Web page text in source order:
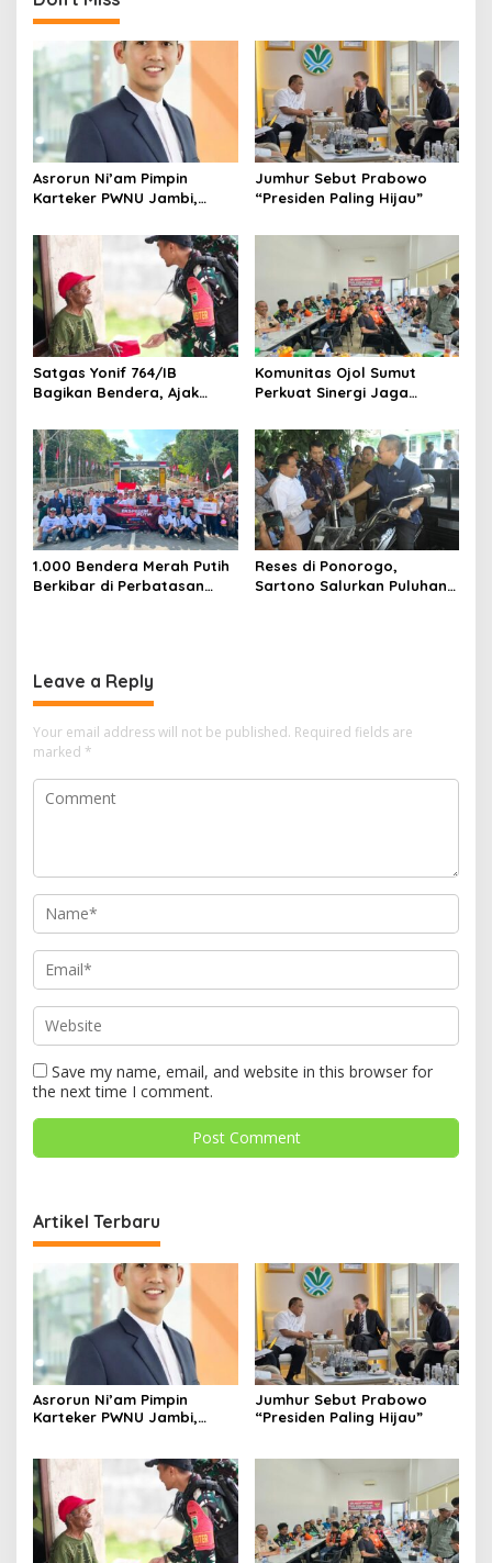
Asrorun Ni’am Pimpin
Karteker PWNU Jambi,
Muda Visioner untuk Abad
Kedua NU
Jumhur Sebut Prabowo
“Presiden Paling Hijau”
Satgas Yonif 764/IB
Bagikan Bendera, Ajak
HUT RI
Komunitas Ojol Sumut
Perkuat Sinergi Jaga
1.000 Bendera Merah Putih
Berkibar di Perbatasan
Reses di Ponorogo,
Sartono Salurkan Puluhan
Leave a Reply
Your email address will not be published. Required fields are
marked *
Save my name, email, and website in this browser for
the next time I comment.
Artikel Terbaru
Asrorun Ni’am Pimpin
Karteker PWNU Jambi,
Kedua NU
Jumhur Sebut Prabowo
“Presiden Paling Hijau”